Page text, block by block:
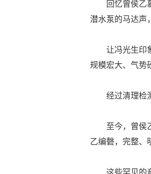
回忆曾侯乙
潜水泵的马达声
让冯光生印
规模宏大、气势
经过清理检
至今，曾侯
乙编磬，完整、
这些罕见的